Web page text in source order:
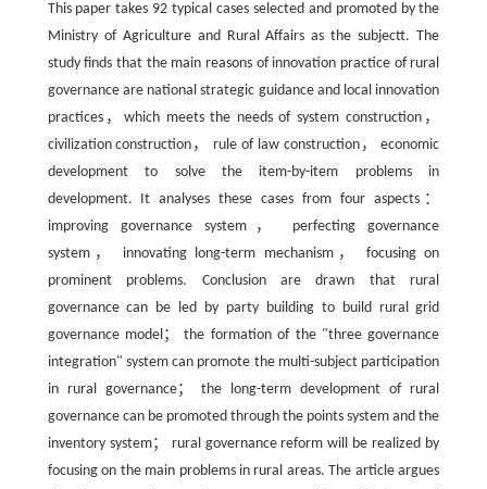
This paper takes 92 typical cases selected and promoted by the
Ministry of Agriculture and Rural Affairs as the subjectt. The
study finds that the main reasons of innovation practice of rural
governance are national strategic guidance and local innovation
practices，which meets the needs of system construction，
civilization construction， rule of law construction， economic
development to solve the item-by-item problems in
development. It analyses these cases from four aspects：
improving governance system， perfecting governance
system， innovating long-term mechanism， focusing on
prominent problems. Conclusion are drawn that rural
governance can be led by party building to build rural grid
governance model； the formation of the "three governance
integration" system can promote the multi-subject participation
in rural governance； the long-term development of rural
governance can be promoted through the points system and the
inventory system； rural governance reform will be realized by
focusing on the main problems in rural areas. The article argues